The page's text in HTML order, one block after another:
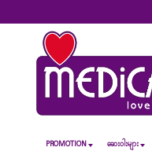
PROMOTION ဆေး၀ါးများ